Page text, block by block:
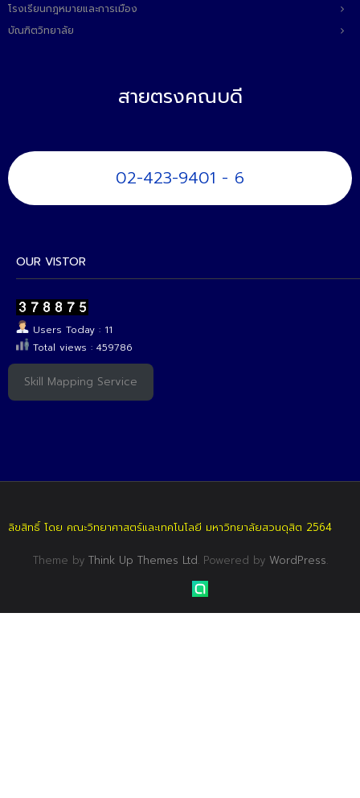
โรงเรียนกฎหมายและการเมือง
บัณฑิตวิทยาลัย
สายตรงคณบดี
02-423-9401 - 6
OUR VISTOR
Users Today : 11
Total views : 459786
Skill Mapping Service
ลิขสิทธิ์ โดย คณะวิทยาศาสตร์และเทคโนโลยี มหาวิทยาลัยสวนดุสิต 2564
Theme by Think Up Themes Ltd. Powered by WordPress.